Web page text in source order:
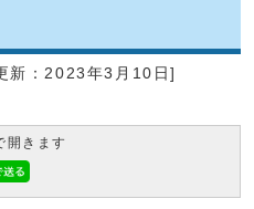
新： 2023年3月10日]
開きます